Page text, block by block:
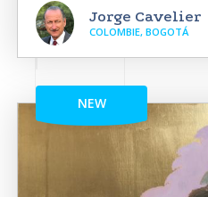
Jorge Cavelier
COLOMBIE, BOGOTÁ
NEW